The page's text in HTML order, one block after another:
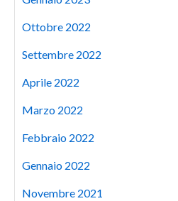
Ottobre 2022
Settembre 2022
Aprile 2022
Marzo 2022
Febbraio 2022
Gennaio 2022
Novembre 2021